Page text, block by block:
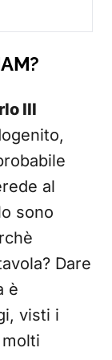
III
al
sono
Dare
è
visti i